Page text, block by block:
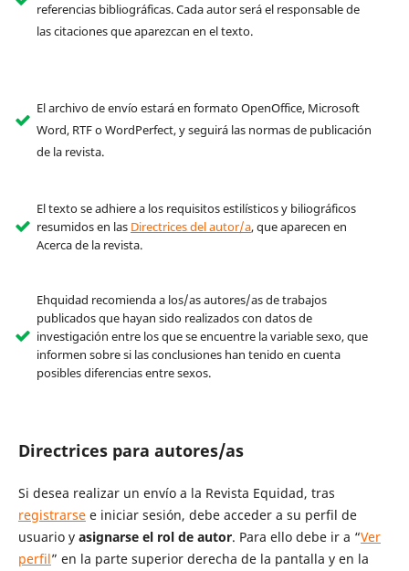
referencias bibliográficas. Cada autor será el responsable de
las citaciones que aparezcan en el texto.
El archivo de envío estará en formato OpenOffice, Microsoft
Word, RTF o WordPerfect, y seguirá las normas de publicación
de la revista.
El texto se adhiere a los requisitos estilísticos y biliográficos
resumidos en las Directrices del autor/a, que aparecen en
Acerca de la revista.
Ehquidad recomienda a los/as autores/as de trabajos
publicados que hayan sido realizados con datos de
investigación entre los que se encuentre la variable sexo, que
informen sobre si las conclusiones han tenido en cuenta
posibles diferencias entre sexos.
Directrices para autores/as
Si desea realizar un envío a la Revista Equidad, tras
registrarsee iniciar sesión, debe acceder a su perfil de
usuario y asignarse el rol de autor. Para ello debe ir a “Ver
perfil” en la parte superior derecha de la pantalla y en la